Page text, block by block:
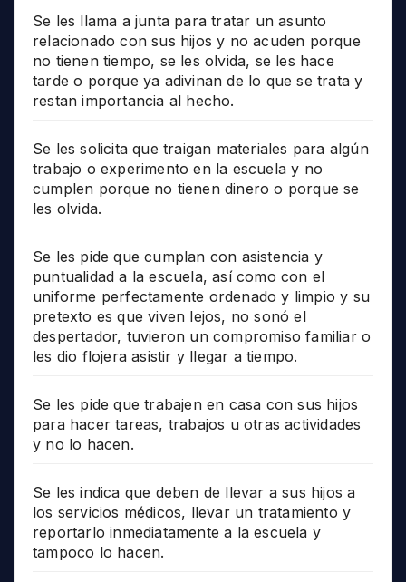
Se les llama a junta para tratar un asunto
relacionado con sus hijos y no acuden porque
no tienen tiempo, se les olvida, se les hace
tarde o porque ya adivinan de lo que se trata y
restan importancia al hecho.
Se les solicita que traigan materiales para algún
trabajo o experimento en la escuela y no
cumplen porque no tienen dinero o porque se
les olvida.
Se les pide que cumplan con asistencia y
puntualidad a la escuela, así como con el
uniforme perfectamente ordenado y limpio y su
pretexto es que viven lejos, no sonó el
despertador, tuvieron un compromiso familiar o
les dio flojera asistir y llegar a tiempo.
Se les pide que trabajen en casa con sus hijos
para hacer tareas, trabajos u otras actividades
y no lo hacen.
Se les indica que deben de llevar a sus hijos a
los servicios médicos, llevar un tratamiento y
reportarlo inmediatamente a la escuela y
tampoco lo hacen.